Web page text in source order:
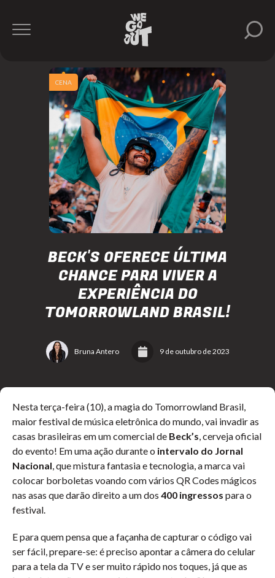
BECK'S OFERECE ÚLTIMA
CHANCE PARA VIVER A
EXPERIÊNCIA DO
TOMORROWLAND BRASIL!
Bruna Antero 9 de outubro de 2023
CENA
Nesta terça-feira (10), a magia do Tomorrowland Brasil,
maior festival de música eletrônica do mundo, vai invadir as
casas brasileiras em um comercial de Beck’s, cerveja oficial
do evento! Em uma ação durante o intervalo do Jornal
Nacional, que mistura fantasia e tecnologia, a marca vai
colocar borboletas voando com vários QR Codes mágicos
nas asas que darão direito a um dos 400 ingressos para o
festival.
E para quem pensa que a façanha de capturar o código vai
ser fácil, prepare-se: é preciso apontar a câmera do celular
para a tela da TV e ser muito rápido nos toques, já que as